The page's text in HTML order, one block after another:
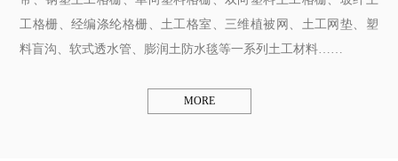
工格栅、经编涤纶格栅、土工格室、三维植被网、土工网垫、塑
料盲沟、软式透水管、膨润土防水毯等一系列土工材料……
MORE